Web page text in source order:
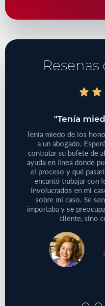
Resenas
"Tenía
Tenía miedo de los
a un abogado.
contratar su bufete de
ayuda en línea donde
el proceso y qué
encantó trabajar con
involucrados en mi
sobre mi caso. Se
importaba y se
cliente, sino